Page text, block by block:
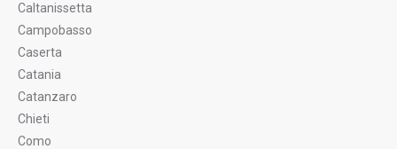
Caltanissetta
Campobasso
Caserta
Catania
Catanzaro
Chieti
Como